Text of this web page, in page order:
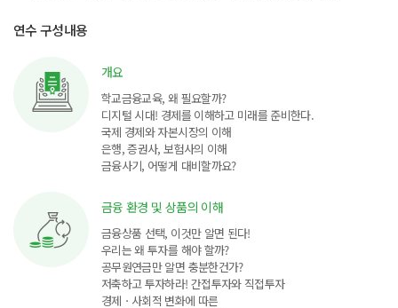
연수 구성내용
개요
학교금융교육, 왜 필요할까?
디지털 시대! 경제를 이해하고 미래를 준비한다.
국제 경제와 자본시장의 이해
은행, 증권사, 보험사의 이해
금융사기, 어떻게 대비할까요?
금융 환경 및 상품의 이해
금융상품 선택, 이것만 알면 된다!
우리는 왜 투자를 해야 할까?
공무원연금만 알면 충분한건가?
저축하고 투자하라! 간접투자와 직접투자
경제ㆍ사회적 변화에 따른